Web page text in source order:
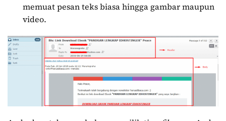
memuat pesan teks biasa hingga gambar maupun
video.